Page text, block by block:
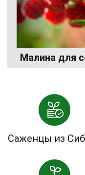
Малина для
Саженцы из